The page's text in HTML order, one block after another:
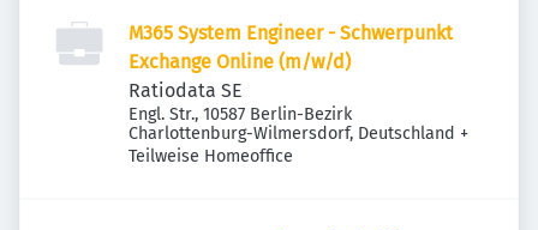
M365 System Engineer - Schwerpunkt
Exchange Online (m/w/d)
Ratiodata SE
Engl. Str., 10587 Berlin-Bezirk
Charlottenburg-Wilmersdorf, Deutschland +
Teilweise Homeoffice